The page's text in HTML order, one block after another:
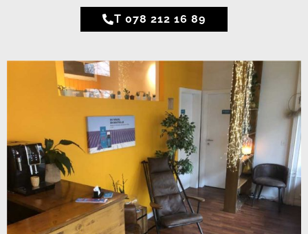
T 078 212 16 89